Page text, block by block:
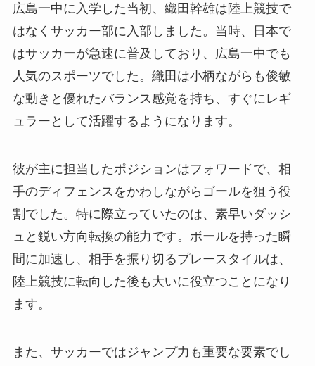
広島一中に入学した当初、織田幹雄は陸上競技で
はなくサッカー部に入部しました。当時、日本で
はサッカーが急速に普及しており、広島一中でも
人気のスポーツでした。織田は小柄ながらも俊敏
な動きと優れたバランス感覚を持ち、すぐにレギ
ュラーとして活躍するようになります。
彼が主に担当したポジションはフォワードで、相
手のディフェンスをかわしながらゴールを狙う役
割でした。特に際立っていたのは、素早いダッシ
ュと鋭い方向転換の能力です。ボールを持った瞬
間に加速し、相手を振り切るプレースタイルは、
陸上競技に転向した後も大いに役立つことになり
ます。
また、サッカーではジャンプ力も重要な要素でし